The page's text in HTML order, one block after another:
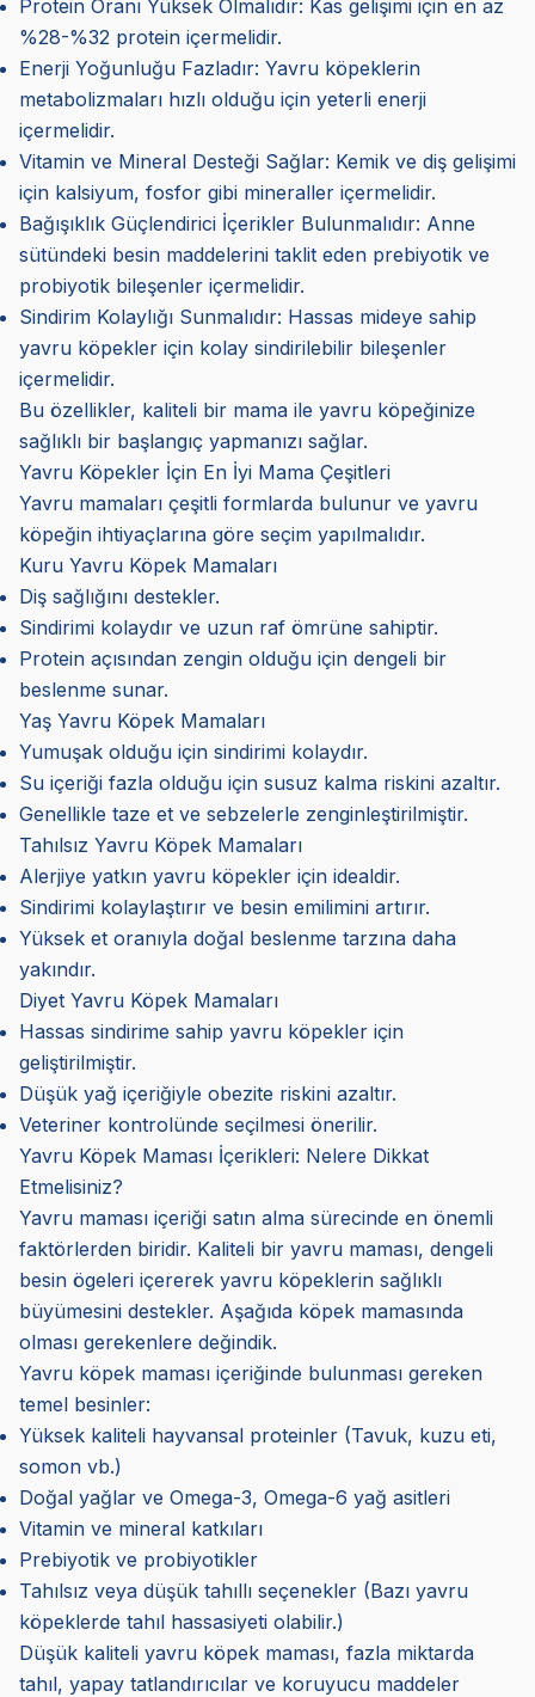
Protein Oranı Yüksek Olmalıdır: Kas gelişimi için en az
%28-%32 protein içermelidir.
Enerji Yoğunluğu Fazladır: Yavru köpeklerin
metabolizmaları hızlı olduğu için yeterli enerji
içermelidir.
Vitamin ve Mineral Desteği Sağlar: Kemik ve diş gelişimi
için kalsiyum, fosfor gibi mineraller içermelidir.
Bağışıklık Güçlendirici İçerikler Bulunmalıdır: Anne
sütündeki besin maddelerini taklit eden prebiyotik ve
probiyotik bileşenler içermelidir.
Sindirim Kolaylığı Sunmalıdır: Hassas mideye sahip
yavru köpekler için kolay sindirilebilir bileşenler
içermelidir.
Bu özellikler, kaliteli bir mama ile yavru köpeğinize
sağlıklı bir başlangıç yapmanızı sağlar.
Yavru Köpekler İçin En İyi Mama Çeşitleri
Yavru mamaları çeşitli formlarda bulunur ve yavru
köpeğin ihtiyaçlarına göre seçim yapılmalıdır.
Kuru Yavru Köpek Mamaları
Diş sağlığını destekler.
Sindirimi kolaydır ve uzun raf ömrüne sahiptir.
Protein açısından zengin olduğu için dengeli bir
beslenme sunar.
Yaş Yavru Köpek Mamaları
Yumuşak olduğu için sindirimi kolaydır.
Su içeriği fazla olduğu için susuz kalma riskini azaltır.
Genellikle taze et ve sebzelerle zenginleştirilmiştir.
Tahılsız Yavru Köpek Mamaları
Alerjiye yatkın yavru köpekler için idealdir.
Sindirimi kolaylaştırır ve besin emilimini artırır.
Yüksek et oranıyla doğal beslenme tarzına daha
yakındır.
Diyet Yavru Köpek Mamaları
Hassas sindirime sahip yavru köpekler için
geliştirilmiştir.
Düşük yağ içeriğiyle obezite riskini azaltır.
Veteriner kontrolünde seçilmesi önerilir.
Yavru Köpek Maması İçerikleri: Nelere Dikkat
Etmelisiniz?
Yavru maması içeriği satın alma sürecinde en önemli
faktörlerden biridir. Kaliteli bir yavru maması, dengeli
besin ögeleri içererek yavru köpeklerin sağlıklı
büyümesini destekler. Aşağıda köpek mamasında
olması gerekenlere değindik.
Yavru köpek maması içeriğinde bulunması gereken
temel besinler:
Yüksek kaliteli hayvansal proteinler (Tavuk, kuzu eti,
somon vb.)
Doğal yağlar ve Omega-3, Omega-6 yağ asitleri
Vitamin ve mineral katkıları
Prebiyotik ve probiyotikler
Tahılsız veya düşük tahıllı seçenekler (Bazı yavru
köpeklerde tahıl hassasiyeti olabilir.)
Düşük kaliteli yavru köpek maması, fazla miktarda
tahıl, yapay tatlandırıcılar ve koruyucu maddeler